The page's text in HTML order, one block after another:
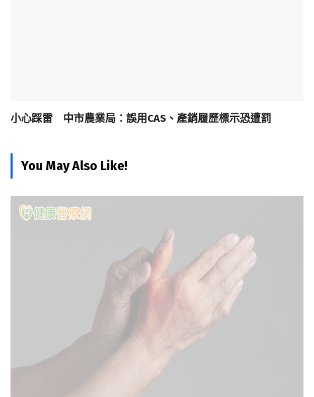
小心踩雷 中市農業局：誤用CAS、產銷履歷標示恐遭罰
You May Also Like!